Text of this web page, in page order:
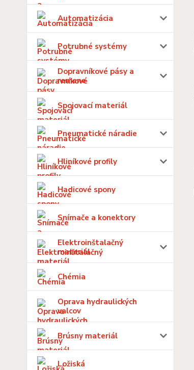
Automatizácia
Potrubné systémy
Dopravníkové pásy a
remene
Spojovací materiál
Pneumatické náradie
Hliníkové profily
Hadicové spony
Snímače a konektory
Elektroinštalačný
materiál
Chémia
Oprava hydraulických
valcov
Brúsny materiál
Ložiská